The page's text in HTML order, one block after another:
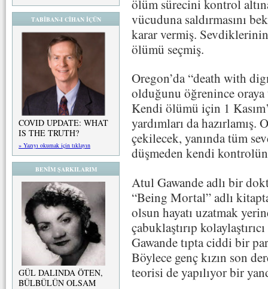
TABİBAN-I CİHAN İÇÜN
COVID UPDATE: WHAT
IS THE TRUTH?
» Yazıyı okumak için tıklayın
BENİM ŞARKILARIM
GÜL DALINDA ÖTEN,
BÜLBÜLÜN OLSAM
ölüm sürecini kontrol
vücuduna saldırmasını
karar vermiş.
ölümü seçmiş.
Oregon’da “death with
olduğunu öğrenince oraya
Kendi ölümü için 1
yardımları da hazırlamış.
çekilecek, yanında tüm
düşmeden kendi
Atul Gawande adlı bir
“Being Mortal” adlı
olsun hayatı uzatmak
çabuklaştırıp
Gawande tıpta ciddi bir
Böylece genç kızın son
teorisi de yapılıyor bir